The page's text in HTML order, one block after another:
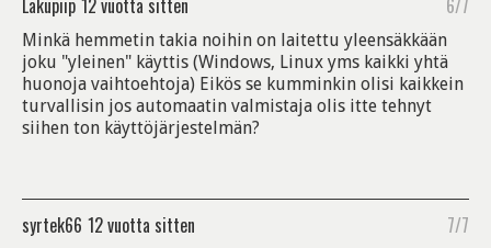
Lakupiip 12 vuotta sitten 6/7
Minkä hemmetin takia noihin on laitettu yleensäkkään
joku "yleinen" käyttis (Windows, Linux yms kaikki yhtä
huonoja vaihtoehtoja) Eikös se kumminkin olisi kaikkein
turvallisin jos automaatin valmistaja olis itte tehnyt
siihen ton käyttöjärjestelmän?
syrtek66 12 vuotta sitten 7/7